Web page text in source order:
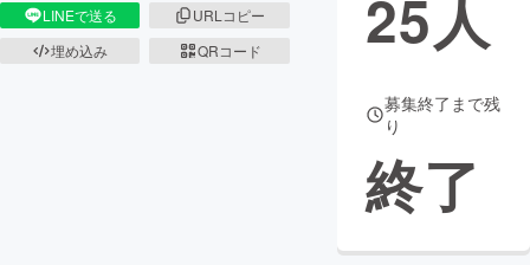
LINEで送る
URLコピー
埋め込み
QRコード 25人
募集終了まで残
り
終了